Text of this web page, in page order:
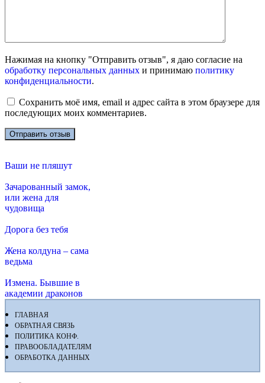
Нажимая на кнопку "Отправить отзыв", я даю согласие на
обработку персональных данных и принимаю политику
конфиденциальности.
Сохранить моё имя, email и адрес сайта в этом браузере для
последующих моих комментариев.
Ваши не пляшут
Зачарованный замок,
или жена для
чудовища
Дорога без тебя
Жена колдуна – сама
ведьма
Измена. Бывшие в
академии драконов
ГЛАВНАЯ
ОБРАТНАЯ СВЯЗЬ
ПОЛИТИКА КОНФ.
ПРАВООБЛАДАТЕЛЯМ
ОБРАБОТКА ДАННЫХ